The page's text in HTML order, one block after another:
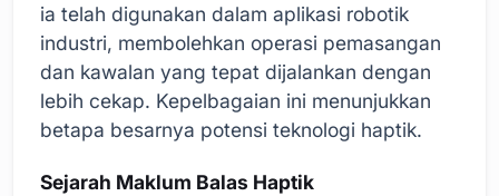
ia telah digunakan dalam aplikasi robotik
industri, membolehkan operasi pemasangan
dan kawalan yang tepat dijalankan dengan
lebih cekap. Kepelbagaian ini menunjukkan
betapa besarnya potensi teknologi haptik.
Sejarah Maklum Balas Haptik